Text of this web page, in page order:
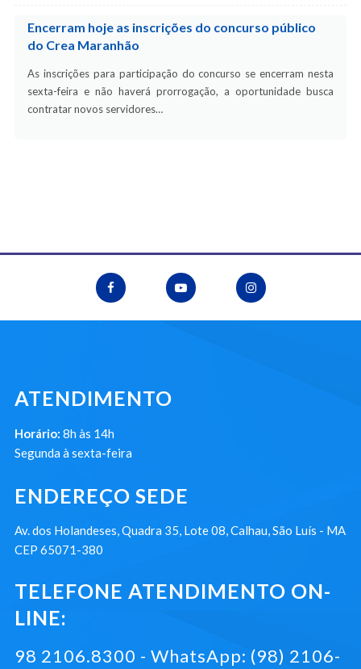
Encerram hoje as inscrições do concurso público
do Crea Maranhão
As inscrições para participação do concurso se encerram nesta
sexta-feira e não haverá prorrogação, a oportunidade busca
contratar novos servidores…
ATENDIMENTO
Horário: 8h às 14h
Segunda à sexta-feira
ENDEREÇO SEDE
Av. dos Holandeses, Quadra 35, Lote 08, Calhau, São Luís - MA
CEP 65071-380
TELEFONE ATENDIMENTO ON-
LINE:
98 2106.8300 - WhatsApp: (98) 2106-